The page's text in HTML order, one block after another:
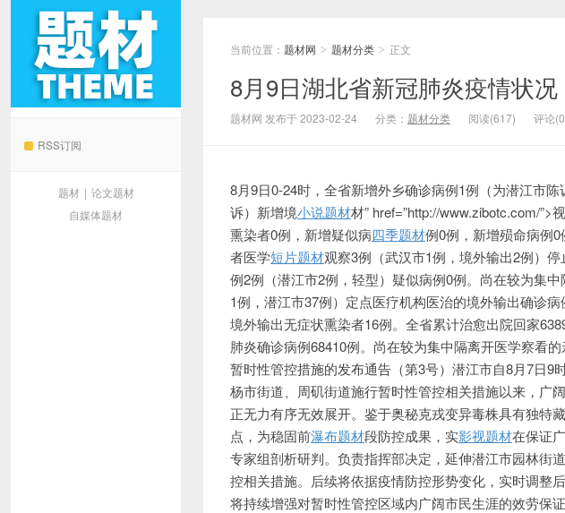
RSS订阅
题材 | 论文题材
自媒体题材
当前位置： 题材网 > 题材分类 > 正文
8月9日湖北省新冠肺炎疫情状况
题材网 发布于 2023-02-24 分类： 题材分类 阅读(617) 评论
8月9日0-24时，全省新增外乡确诊病例1例（为潜江市
诉）新增境小说题材材” href=”http://www.zibotc.com/
熏染者0例，新增疑似病四季题材例0例，新增殒命病例
者医学短片题材观察3例（武汉市1例，境外输出2例）
例2例（潜江市2例，轻型）疑似病例0例。尚在较为集
1例，潜江市37例）定点医疗机构医治的境外输出确诊
境外输出无症状熏染者16例。全省累计治愈出院回家
肺炎确诊病例68410例。尚在较为集中隔离开医学察看
暂时性管控措施的发布通告（第3号）潜江市自8月7日9
杨市街道、周矶街道施行暂时性管控相关措施以来，广
正无力有序无效展开。鉴于奥秘克戎变异毒株具有独特藏
点，为稳固前瀑布题材段防控成果，实影视题材在保证
专家组剖析研判。负责指挥部决定，延伸潜江市园林街
控相关措施。后续将依据疫情防控形势变化，实时调整
将持续增强对暂时性管控区域内广阔市民生涯的效劳保